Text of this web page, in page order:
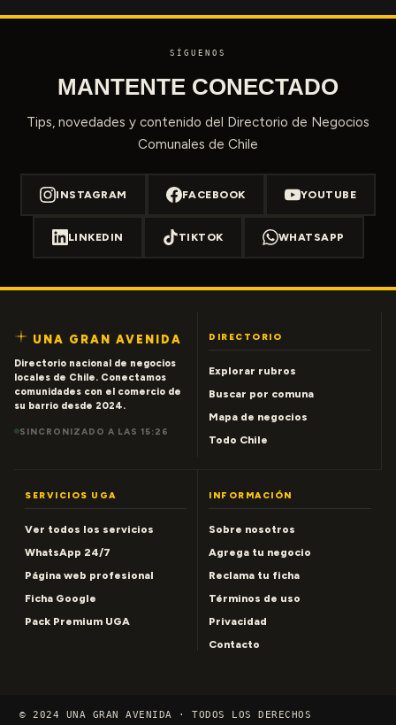
SÍGUENOS
MANTENTE CONECTADO
Tips, novedades y contenido del Directorio de Negocios
Comunales de Chile
INSTAGRAM FACEBOOK YOUTUBE
LINKEDIN TIKTOK WHATSAPP
UNA GRAN AVENIDA
Directorio nacional de negocios
locales de Chile. Conectamos
comunidades con el comercio de
su barrio desde 2024.
SINCRONIZADO A LAS 15:26
DIRECTORIO
Explorar rubros
Buscar por comuna
Mapa de negocios
Todo Chile
SERVICIOS UGA
Ver todos los servicios
WhatsApp 24/7
Página web profesional
Ficha Google
Pack Premium UGA
INFORMACIÓN
Sobre nosotros
Agrega tu negocio
Reclama tu ficha
Términos de uso
Privacidad
Contacto
© 2024 UNA GRAN AVENIDA · TODOS LOS DERECHOS